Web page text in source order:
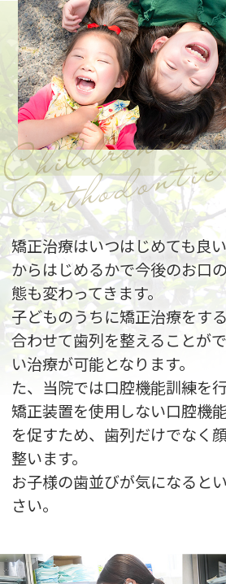
矯正治療はいつはじめても良
からはじめるかで今後のお口
態も変わってきます。
子どものうちに矯正治療をす
合わせて歯列を整えることが
い治療が可能となります。
た、当院では口腔機能訓練を行
矯正装置を使用しない口腔機
を促すため、歯列だけでなく
整います。
お子様の歯並びが気になると
さい。